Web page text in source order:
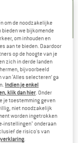
-
om de noodzakelijke
we bijkomende
om inhouden en
aan te bieden. Daardoor
op de hoogte van je
zich in derde landen
bijvoorbeeld
‘Alles selecteren’ ga
Indien je enkel
klik dan hier . Onder
je toestemming geven
niet noodzakelijk
worden ingetrokken
instellingen" onderaan
de risico's van